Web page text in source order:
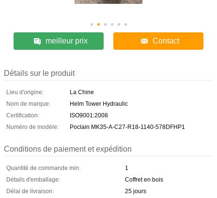
meilleur prix Contact
Détails sur le produit
Lieu d'origine:
La Chine
Nom de marque:
Helm Tower Hydraulic
Certification:
ISO9001:2008
Numéro de modèle:
Poclain MK35-A-C27-R18-1140-578DFHP1
Conditions de paiement et expédition
Quantité de commande min:
1
Détails d'emballage:
Coffret en bois
Délai de livraison:
25 jours